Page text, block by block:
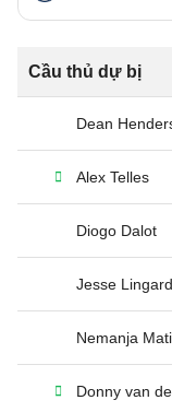
Cầu thủ dự bị
Dean
Alex Telles
Diogo Dalot
Jesse Lingard
Nemanja
Donny van